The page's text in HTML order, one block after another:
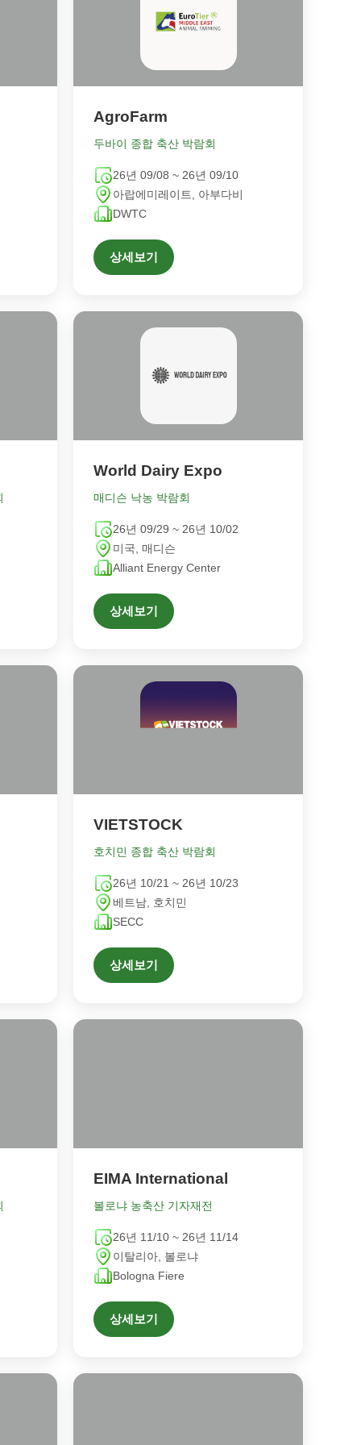
AgroFarm
두바이 종합 축산 박람회
26년 09/08 ~ 26년 09/10
아랍에미레이트, 아부다비
DWTC
상세보기
World Dairy Expo
매디슨 낙농 박람회
26년 09/29 ~ 26년 10/02
미국, 매디슨
Alliant Energy Center
상세보기
VIETSTOCK
호치민 종합 축산 박람회
26년 10/21 ~ 26년 10/23
베트남, 호치민
SECC
상세보기
EIMA International
볼로냐 농축산 기자재전
26년 11/10 ~ 26년 11/14
이탈리아, 볼로냐
Bologna Fiere
상세보기